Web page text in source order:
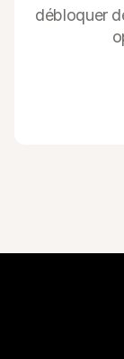
débloquer